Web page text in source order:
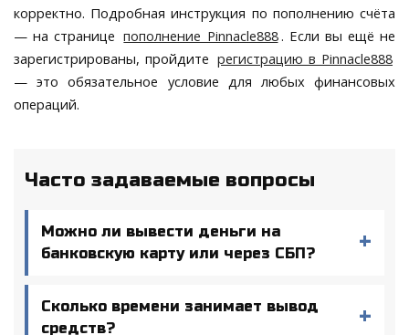
корректно. Подробная инструкция по пополнению счёта
— на странице пополнение Pinnacle888 . Если вы ещё не
зарегистрированы, пройдите регистрацию в Pinnacle888
— это обязательное условие для любых финансовых
операций.
Часто задаваемые вопросы
Можно ли вывести деньги на
банковскую карту или через СБП?
Сколько времени занимает вывод
средств?